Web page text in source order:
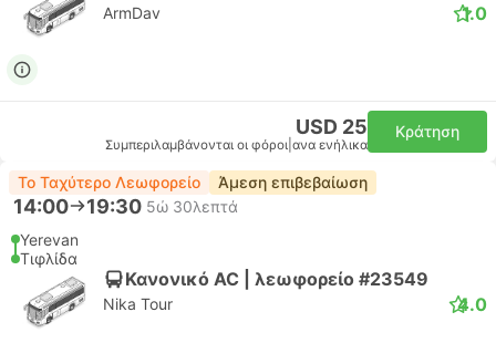
ArmDav 1.0
USD 25
Συμπεριλαμβάνονται οι φόροι ανα ενήλικα
Κράτηση
Το Ταχύτερο Λεωφορείο Άμεση επιβεβαίωση
14:00 19:30 5ώ 30λεπτά
Yerevan
Τιφλίδα
Κανονικό AC | λεωφορείο #23549
Nika Tour 4.0